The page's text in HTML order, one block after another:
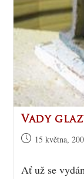
Vady
15 května,
Ať už se